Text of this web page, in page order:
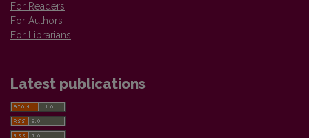
For Readers
For Authors
For Librarians
Latest publications